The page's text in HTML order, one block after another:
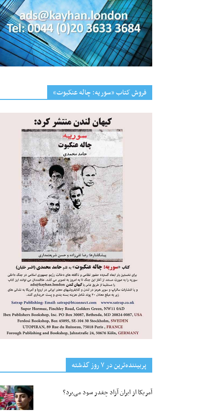
فروش کتاب «سوریه: چاله عنکبوت»
پربیننده‌ترین‌ در ۷ روز گذشته
آمریکا از ایران آزاد چقدر سود می‌برد؟